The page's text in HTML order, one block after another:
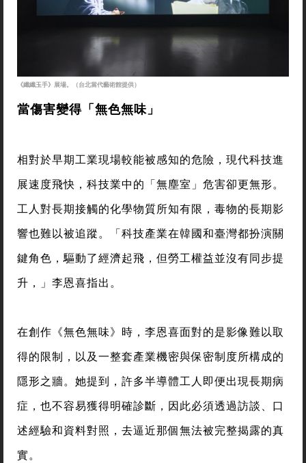
《纖纖玉手》展場。（台北當代藝術館提供）
當傷害變得「無色無味」
相對於早期工業現場較能被感知的危險，現代科技進
展速度飛快，科技業中的「無塵室」危害卻更無形。
工人對長期接觸的化學物質所知有限，毒物的長期影
響也難以被追蹤。「科技產業在韓國和臺灣都扮演關
鍵角色，驅動了經濟起飛，但勞工權益並沒有同步提
升，」李恩喜指出。
在創作《無色無味》時，李恩喜面對的是影像難以取
得的限制，以及一整套產業機密與保密制度所構成的
隱形之牆。她提到，許多半導體工人即便出現長期病
症，也不容易獲得明確診斷，因此必須透過訪談、口
述經驗和資料對照，去逼近那個無法被完整揭露的真
實。